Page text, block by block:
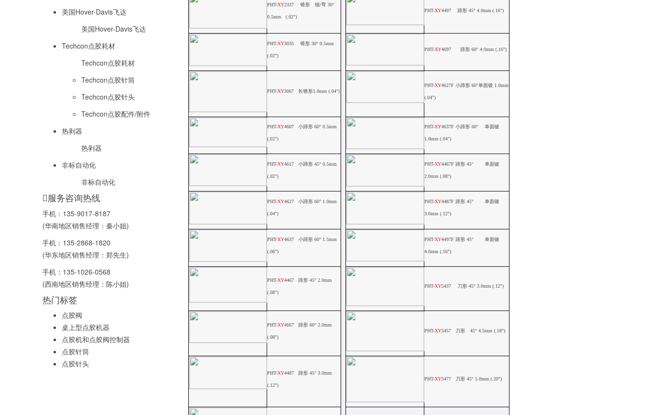
美国Hover-Davis飞达
美国Hover-Davis飞达
Techcon点胶耗材
Techcon点胶耗材
Techcon点胶针筒
Techcon点胶针头
Techcon点胶配件/附件
热剥器
热剥器
非标自动化
非标自动化
服务咨询热线
手机： 135-9017-8187
(华南地区销售经理：秦小姐)
手机： 135-2868-1820
(华东地区销售经理：郑先生)
手机： 135-1026-0568
(西南地区销售经理：陈小姐)
热门标签
点胶阀
桌上型点胶机器
点胶机和点胶阀控制器
点胶针筒
点胶针头
PHT-XY2337 锥形 细/弯 30°
0.5mm (.02")
PHT-XY4497 蹄形 45° 4.0mm (.16")
PHT-XY3035 锥形 30° 0.5mm
(.02")
PHT-XY4697 蹄形 60° 4.0mm (.16")
PHT-XY3067 长锥形1.0mm (.04")
PHT-XY4627F 小蹄形 60°单面镀 1.0mm
(.04")
PHT-XY4607 小蹄形 60° 0.5mm
(.02")
PHT-XY4637F 小蹄形 60° 单面镀
1.0mm (.04")
PHT-XY4617 小蹄形 45° 0.5mm
(.02")
PHT-XY4467F 蹄形 45° 单面镀
2.0mm (.08")
PHT-XY4627 小蹄形 60° 1.0mm
(.04")
PHT-XY4487F 蹄形 45° 单面镀
3.0mm (.12")
PHT-XY4637 小蹄形 60° 1.5mm
(.06")
PHT-XY4497F 蹄形 45° 单面镀
4.0mm (.16")
PHT-XY4467 蹄形 45° 2.0mm
(.08")
PHT-XY5437 刀形 45° 3.0mm (.12")
PHT-XY4667 蹄形 60° 2.0mm
(.08")
PHT-XY5457 刀形 45° 4.5mm (.18")
PHT-XY4487 蹄形 45° 3.0mm
(.12")
PHT-XY5477 刀形 45° 5.0mm (.20")